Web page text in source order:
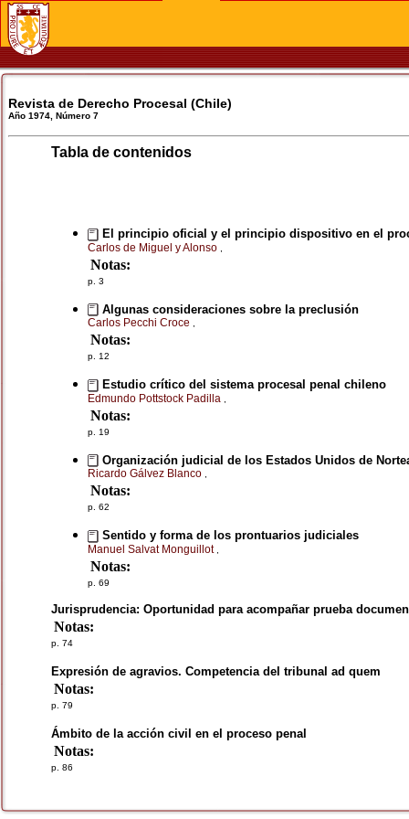
Revista de Derecho Procesal (Chile)
Año 1974, Número 7
Tabla de contenidos
El principio oficial y el principio dispositivo en el
Carlos de Miguel y Alonso
Notas:
p. 3
Algunas consideraciones sobre la preclusión
Carlos Pecchi Croce
Notas:
p. 12
Estudio crítico del sistema procesal penal chileno
Edmundo Pottstock Padilla
Notas:
p. 19
Organización judicial de los Estados Unidos de
Ricardo Gálvez Blanco ,
Notas:
p. 62
Sentido y forma de los prontuarios judiciales
Manuel Salvat Monguillot
Notas:
p. 69
Jurisprudencia: Oportunidad para acompañar prueba
Notas:
p. 74
Expresión de agravios. Competencia del tribunal ad quem
Notas:
p. 79
Ámbito de la acción civil en el proceso penal
Notas:
p. 86